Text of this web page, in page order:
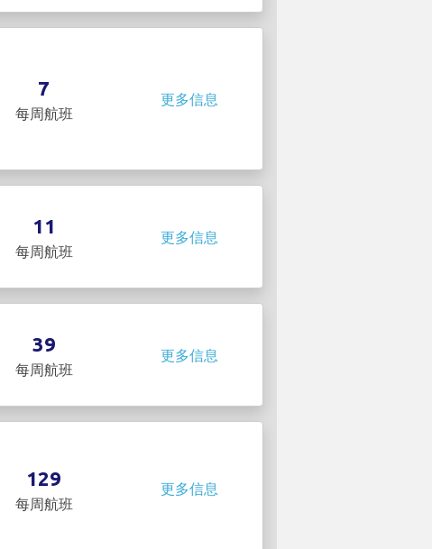
7
每周航班
更多信息
11
每周航班
更多信息
39
每周航班
更多信息
129
每周航班
更多信息